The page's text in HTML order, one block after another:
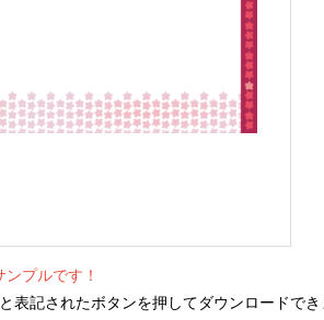
ンプルです！
表記されたボタンを押してダウンロードでき